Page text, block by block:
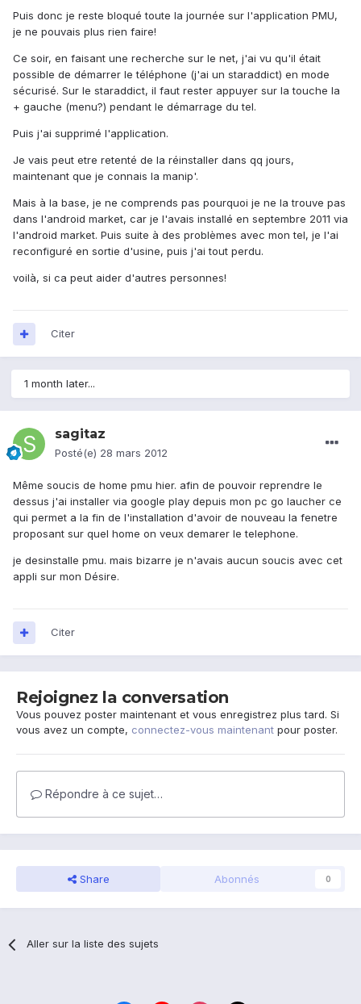
Puis donc je reste bloqué toute la journée sur l'application PMU,
je ne pouvais plus rien faire!
Ce soir, en faisant une recherche sur le net, j'ai vu qu'il était
possible de démarrer le téléphone (j'ai un staraddict) en mode
sécurisé. Sur le staraddict, il faut rester appuyer sur la touche la
+ gauche (menu?) pendant le démarrage du tel.
Puis j'ai supprimé l'application.
Je vais peut etre retenté de la réinstaller dans qq jours,
maintenant que je connais la manip'.
Mais à la base, je ne comprends pas pourquoi je ne la trouve pas
dans l'android market, car je l'avais installé en septembre 2011 via
l'android market. Puis suite à des problèmes avec mon tel, je l'ai
reconfiguré en sortie d'usine, puis j'ai tout perdu.
voilà, si ca peut aider d'autres personnes!
Citer
1 month later...
sagitaz
Posté(e) 28 mars 2012
Même soucis de home pmu hier. afin de pouvoir reprendre le
dessus j'ai installer via google play depuis mon pc go laucher ce
qui permet a la fin de l'installation d'avoir de nouveau la fenetre
proposant sur quel home on veux demarer le telephone.
je desinstalle pmu. mais bizarre je n'avais aucun soucis avec cet
appli sur mon Désire.
Citer
Rejoignez la conversation
Vous pouvez poster maintenant et vous enregistrez plus tard. Si
vous avez un compte, connectez-vous maintenant pour poster.
Répondre à ce sujet…
Share Abonnés 0
Aller sur la liste des sujets